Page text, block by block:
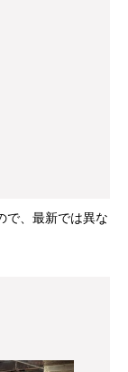
で、最新では異な